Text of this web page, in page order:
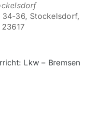
36, Stockelsdorf,
Lkw – Bremsen